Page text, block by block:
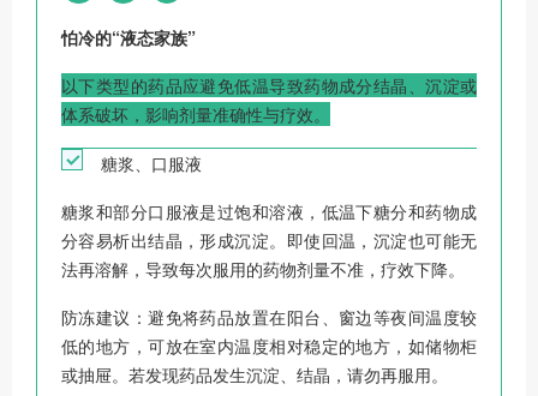
怕冷的“液态家族”
以下类型的药品应避免低温导致药物成分结晶、沉淀或
体系破坏，影响剂量准确性与疗效。
糖浆、口服液
糖浆和部分口服液是过饱和溶液，低温下糖分和药物成
分容易析出结晶，形成沉淀。即使回温，沉淀也可能无
法再溶解，导致每次服用的药物剂量不准，疗效下降。
防冻建议：避免将药品放置在阳台、窗边等夜间温度较
低的地方，可放在室内温度相对稳定的地方，如储物柜
或抽屉。若发现药品发生沉淀、结晶，请勿再服用。